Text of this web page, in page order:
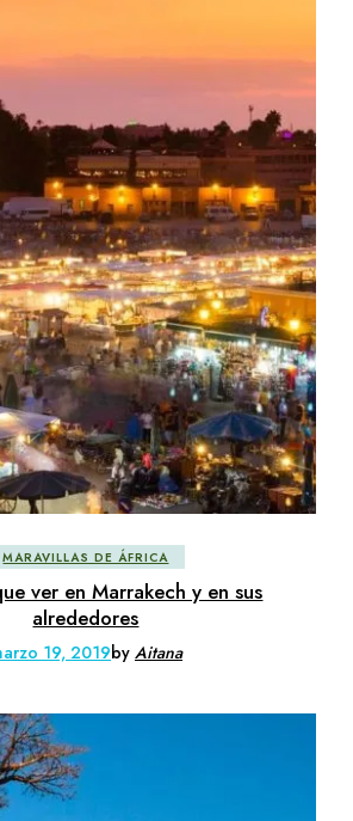
MARAVILLAS DE ÁFRICA
ver en Marrakech y en sus
alrededores
19, 2019by Aitana